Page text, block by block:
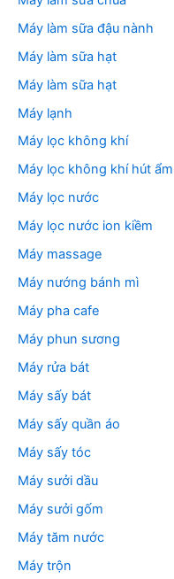
Máy làm sữa đậu nành
Máy làm sữa hạt
Máy làm sữa hạt
Máy lạnh
Máy lọc không khí
Máy lọc không khí hút ẩm
Máy lọc nước
Máy lọc nước ion kiềm
Máy massage
Máy nướng bánh mì
Máy pha cafe
Máy phun sương
Máy rửa bát
Máy sấy bát
Máy sấy quần áo
Máy sấy tóc
Máy sưởi dầu
Máy sưởi gốm
Máy tăm nước
Máy trộn